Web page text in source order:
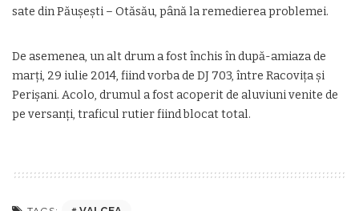
sate din Păuşeşti – Otăsău, până la remedierea problemei.
De asemenea, un alt drum a fost închis în după-amiaza de
marţi, 29 iulie 2014, fiind vorba de DJ 703, între Racoviţa şi
Perişani. Acolo, drumul a fost acoperit de aluviuni venite de
pe versanţi, traficul rutier fiind blocat total.